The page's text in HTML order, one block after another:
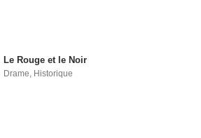
Le Rouge et le Noir
Drame, Historique